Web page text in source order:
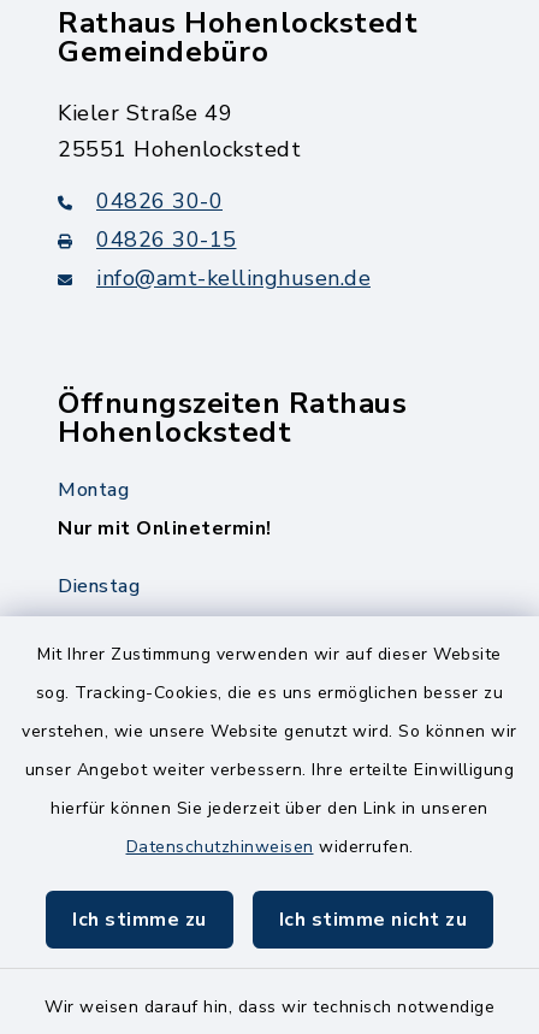
Mit Ihrer Zustimmung verwenden wir auf dieser Website
sog. Tracking-Cookies, die es uns ermöglichen besser zu
verstehen, wie unsere Website genutzt wird. So können wir
unser Angebot weiter verbessern. Ihre erteilte Einwilligung
hierfür können Sie jederzeit über den Link in unseren
Datenschutzhinweisen widerrufen.
Ich stimme zu Ich stimme nicht zu
Wir weisen darauf hin, dass wir technisch notwendige
Rathaus Hohenlockstedt
Gemeindebüro
Kieler Straße 49
25551 Hohenlockstedt
04826 30-0
04826 30-15
info@amt-kellinghusen.de
Öffnungszeiten Rathaus
Hohenlockstedt
Montag
Nur mit Onlinetermin!
Dienstag
8.00-12.00 Uhr
14.00-18.00 Uhr
Freitag
8.00-11.00 Uhr